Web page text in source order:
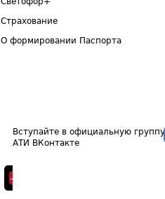
Страхование
О формировании Паспорта
Вступайте в официальную группу
АТИ ВКонтакте